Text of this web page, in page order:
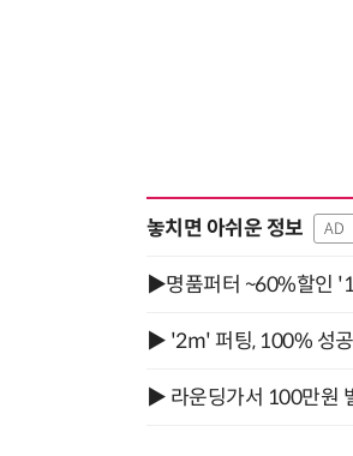
놓치면 아쉬운 정보 AD
▶명품퍼터 ~60%할인
▶ '2m' 퍼팅, 100% 성
▶ 라운딩가서 100만원